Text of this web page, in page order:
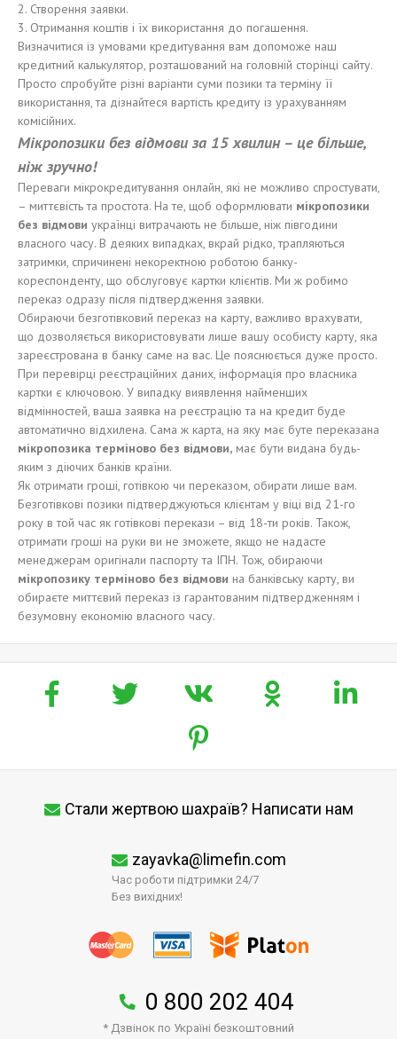
2. Створення заявки.
3. Отримання коштів і їх використання до погашення.
Визначитися із умовами кредитування вам допоможе наш
кредитний калькулятор, розташований на головній сторінці сайту.
Просто спробуйте різні варіанти суми позики та терміну її
використання, та дізнайтеся вартість кредиту із урахуванням
комісійних.
Мікропозики без відмови за 15 хвилин – це більше,
ніж зручно!
Переваги мікрокредитування онлайн, які не можливо спростувати,
– миттєвість та простота. На те, щоб оформлювати мікропозики
без відмови українці витрачають не більше, ніж півгодини
власного часу. В деяких випадках, вкрай рідко, трапляються
затримки, спричинені некоректною роботою банку-
кореспонденту, що обслуговує картки клієнтів. Ми ж робимо
переказ одразу після підтвердження заявки.
Обираючи безготівковий переказ на карту, важливо врахувати,
що дозволяється використовувати лише вашу особисту карту, яка
зареєстрована в банку саме на вас. Це пояснюється дуже просто.
При перевірці реєстраційних даних, інформація про власника
картки є ключовою. У випадку виявлення найменших
відмінностей, ваша заявка на реєстрацію та на кредит буде
автоматично відхилена. Сама ж карта, на яку має буте переказана
мікропозика терміново без відмови, має бути видана будь-
яким з діючих банків країни.
Як отримати гроші, готівкою чи переказом, обирати лише вам.
Безготівкові позики підтверджуються клієнтам у віці від 21-го
року в той час як готівкові перекази – від 18-ти років. Також,
отримати гроші на руки ви не зможете, якщо не надасте
менеджерам оригінали паспорту та ІПН. Тож, обираючи
мікропозику терміново без відмови на банківську карту, ви
обираєте миттєвий переказ із гарантованим підтвердженням і
безумовну економію власного часу.
Стали жертвою шахраїв? Написати нам
zayavka@limefin.com
Час роботи підтримки 24/7
Без вихідних!
0 800 202 404
* Дзвінок по Україні безкоштовний